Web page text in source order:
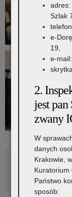
Rozwiń
Metryka
adres:
Szlak
e-
19,
e-
2.
jest pan
zwany
W
danych
Krakowie,
Kuratorium
Państwo
sposób: